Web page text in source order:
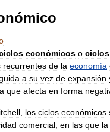
económicos o ciclos
recurrentes de la economía
a su vez de expansión
que afecta en forma
los ciclos económicos
comercial en las que la